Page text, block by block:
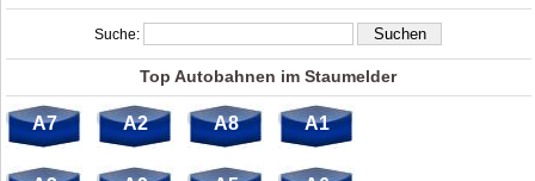
Suche:
Top Autobahnen im Staumelder
A7 A2 A8 A1